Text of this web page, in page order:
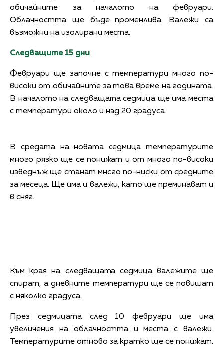
обичайните за началото на февруари.
Облачността ще бъде променлива. Валежи са
възможни на изолирани места.
Следващите 15 дни
Февруари ще започне с температури много по-
високи от обичайните за това време на годината.
В началото на следващата седмица ще има места
с температури около и над 20 градуса.
В средата на новата седмица температурите
много рязко ще се понижат и от много по-високи
изведнъж ще станат много по-ниски от средните
за месеца. Ще има и валежи, като ще преминават и
в сняг.
Към края на следващата седмица валежите ще
спират, а дневните температури ще се повишат
с няколко градуса.
През седмицата след 10 февруари ще има
увеличения на облачността и места с валежи.
Температурите отново за кратко ще се понижат.